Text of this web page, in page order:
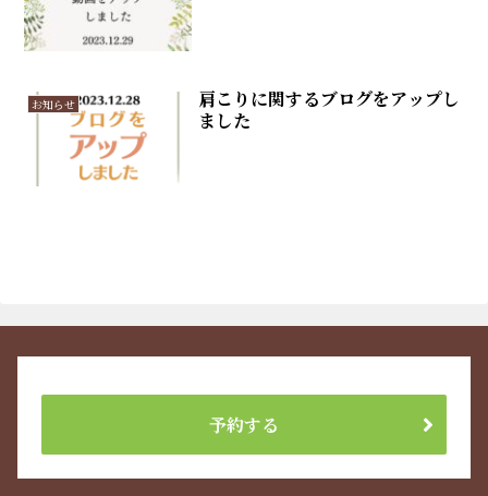
お知らせ
肩こりに関するブログをアップし
ました
予約する